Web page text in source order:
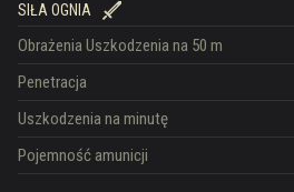
SIŁA OGNIA
Obrażenia Uszkodzenia na 50 m
Penetracja
Uszkodzenia na minutę
Pojemność amunicji